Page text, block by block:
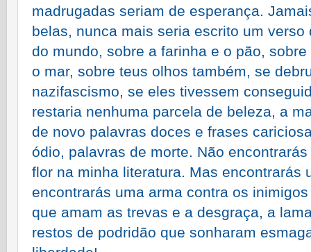
madrugadas seriam de esperança.
belas, nunca mais seria escrito um
do mundo, sobre a farinha e o pão,
o mar, sobre teus olhos também, se
nazifascismo, se eles tivessem
restaria nenhuma parcela de beleza, a
de novo palavras doces e frases
ódio, palavras de morte. Não
flor na minha literatura. Mas encontrarás
encontrarás uma arma contra os
que amam as trevas e a desgraça, a
restos de podridão que sonharam